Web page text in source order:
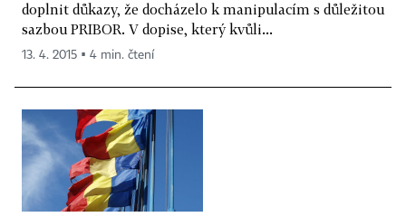
doplnit důkazy, že docházelo k manipulacím s důležitou
sazbou PRIBOR. V dopise, který kvůli...
13. 4. 2015 ▪ 4 min. čtení